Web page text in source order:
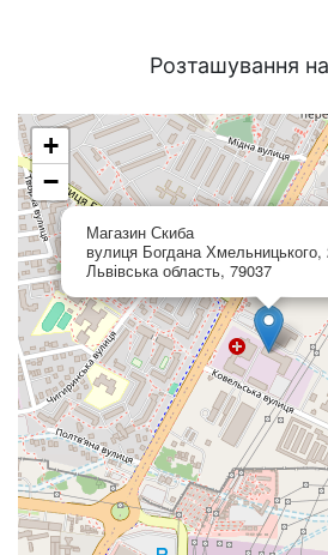
Розташування на
Магазин Скиба
вулиця Богдана Хмельницького,
Львівська область, 79037
+
−